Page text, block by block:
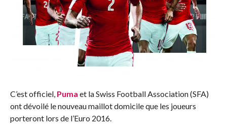
C’est officiel, Puma et la Swiss Football Association (SFA)
ont dévoilé le nouveau maillot domicile que les joueurs
porteront lors de l’Euro 2016.